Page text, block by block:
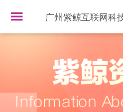
广州紫鲸互联网科